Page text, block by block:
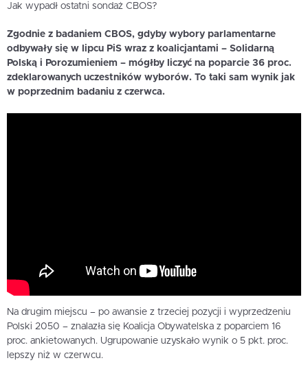
Jak wypadł ostatni sondaż CBOS?
Zgodnie z badaniem CBOS, gdyby wybory parlamentarne
odbywały się w lipcu PiS wraz z koalicjantami – Solidarną
Polską i Porozumieniem – mógłby liczyć na poparcie 36 proc.
zdeklarowanych uczestników wyborów. To taki sam wynik jak
w poprzednim badaniu z czerwca.
Na drugim miejscu – po awansie z trzeciej pozycji i wyprzedzeniu
Polski 2050 – znalazła się Koalicja Obywatelska z poparciem 16
proc. ankietowanych. Ugrupowanie uzyskało wynik o 5 pkt. proc.
lepszy niż w czerwcu.